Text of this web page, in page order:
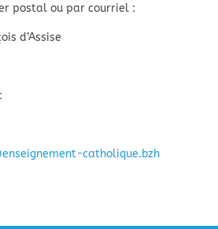
postal ou par courriel :
d’Assise
catholique.bzh